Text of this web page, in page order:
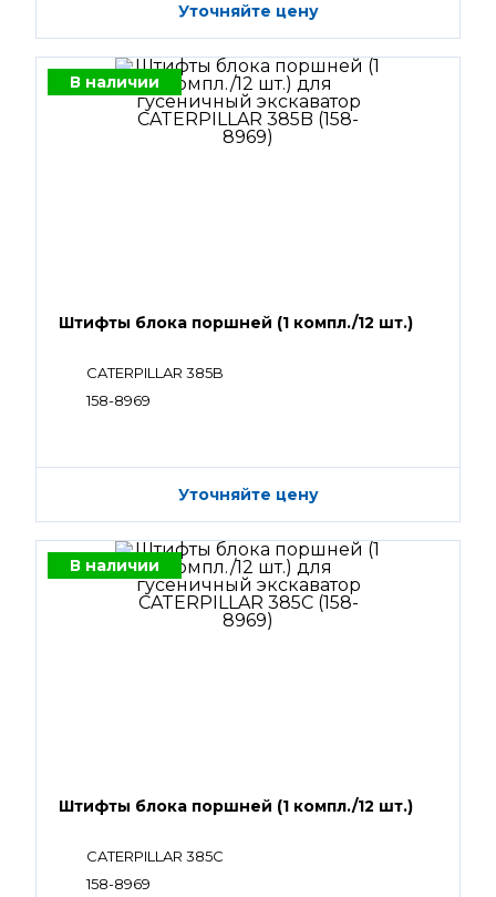
Уточняйте цену
В наличии
Штифты блока поршней (1 компл./12 шт.)
CATERPILLAR 385B
158-8969
Уточняйте цену
В наличии
Штифты блока поршней (1 компл./12 шт.)
CATERPILLAR 385C
158-8969